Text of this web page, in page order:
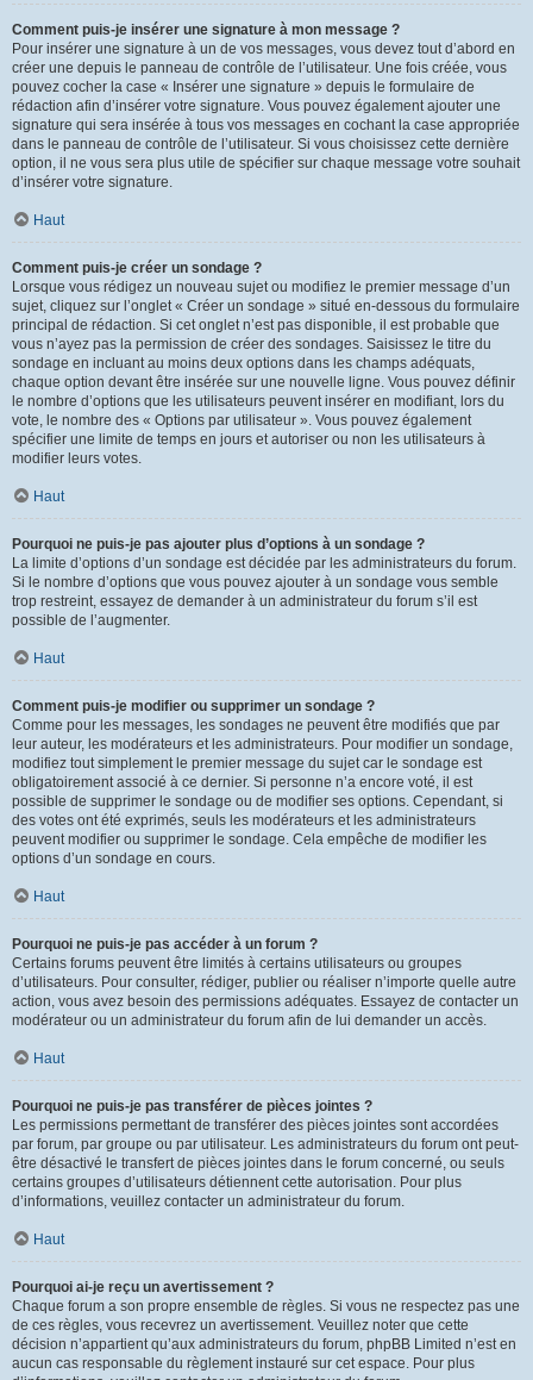
Comment puis-je insérer une signature à mon message ?
Pour insérer une signature à un de vos messages, vous devez tout d’abord en
créer une depuis le panneau de contrôle de l’utilisateur. Une fois créée, vous
pouvez cocher la case « Insérer une signature » depuis le formulaire de
rédaction afin d’insérer votre signature. Vous pouvez également ajouter une
signature qui sera insérée à tous vos messages en cochant la case appropriée
dans le panneau de contrôle de l’utilisateur. Si vous choisissez cette dernière
option, il ne vous sera plus utile de spécifier sur chaque message votre souhait
d’insérer votre signature.
Haut
Comment puis-je créer un sondage ?
Lorsque vous rédigez un nouveau sujet ou modifiez le premier message d’un
sujet, cliquez sur l’onglet « Créer un sondage » situé en-dessous du formulaire
principal de rédaction. Si cet onglet n’est pas disponible, il est probable que
vous n’ayez pas la permission de créer des sondages. Saisissez le titre du
sondage en incluant au moins deux options dans les champs adéquats,
chaque option devant être insérée sur une nouvelle ligne. Vous pouvez définir
le nombre d’options que les utilisateurs peuvent insérer en modifiant, lors du
vote, le nombre des « Options par utilisateur ». Vous pouvez également
spécifier une limite de temps en jours et autoriser ou non les utilisateurs à
modifier leurs votes.
Haut
Pourquoi ne puis-je pas ajouter plus d’options à un sondage ?
La limite d’options d’un sondage est décidée par les administrateurs du forum.
Si le nombre d’options que vous pouvez ajouter à un sondage vous semble
trop restreint, essayez de demander à un administrateur du forum s’il est
possible de l’augmenter.
Haut
Comment puis-je modifier ou supprimer un sondage ?
Comme pour les messages, les sondages ne peuvent être modifiés que par
leur auteur, les modérateurs et les administrateurs. Pour modifier un sondage,
modifiez tout simplement le premier message du sujet car le sondage est
obligatoirement associé à ce dernier. Si personne n’a encore voté, il est
possible de supprimer le sondage ou de modifier ses options. Cependant, si
des votes ont été exprimés, seuls les modérateurs et les administrateurs
peuvent modifier ou supprimer le sondage. Cela empêche de modifier les
options d’un sondage en cours.
Haut
Pourquoi ne puis-je pas accéder à un forum ?
Certains forums peuvent être limités à certains utilisateurs ou groupes
d’utilisateurs. Pour consulter, rédiger, publier ou réaliser n’importe quelle autre
action, vous avez besoin des permissions adéquates. Essayez de contacter un
modérateur ou un administrateur du forum afin de lui demander un accès.
Haut
Pourquoi ne puis-je pas transférer de pièces jointes ?
Les permissions permettant de transférer des pièces jointes sont accordées
par forum, par groupe ou par utilisateur. Les administrateurs du forum ont peut-
être désactivé le transfert de pièces jointes dans le forum concerné, ou seuls
certains groupes d’utilisateurs détiennent cette autorisation. Pour plus
d’informations, veuillez contacter un administrateur du forum.
Haut
Pourquoi ai-je reçu un avertissement ?
Chaque forum a son propre ensemble de règles. Si vous ne respectez pas une
de ces règles, vous recevrez un avertissement. Veuillez noter que cette
décision n’appartient qu’aux administrateurs du forum, phpBB Limited n’est en
aucun cas responsable du règlement instauré sur cet espace. Pour plus